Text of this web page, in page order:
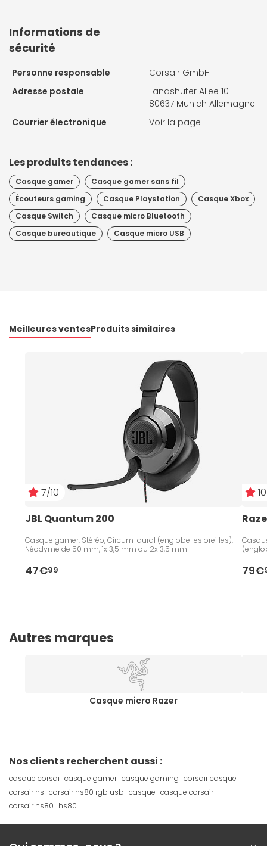
Informations de
sécurité
Personne responsable
Corsair GmbH
Adresse postale
Landshuter Allee 10
80637 Munich Allemagne
Courrier électronique
Voir la page
Les produits tendances :
Casque gamer
Casque gamer sans fil
Écouteurs gaming
Casque Playstation
Casque Xbox
Casque Switch
Casque micro Bluetooth
Casque bureautique
Casque micro USB
Meilleures ventesProduits similaires
7/10
JBL Quantum 200
Casque gamer, Stéréo, Circum-aural (englobe les oreilles),
Néodyme de 50 mm, 1x 3,5 mm ou 2x 3,5 mm
47€99 79€
Autres marques
Casque micro Razer
Nos clients recherchent aussi :
casque corsai casque gamer casque gaming corsair casque
corsair hs corsair hs80 rgb usb casque casque corsair
corsair hs80 hs80